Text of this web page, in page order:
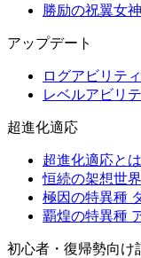
勝励の祝翼女
アップデート
ログアビリテ
レベルアビリ
超進化適応
超進化適応と
恒続の架想世
極因の特異種
覇煌の特異種
初心者・復帰勢向け